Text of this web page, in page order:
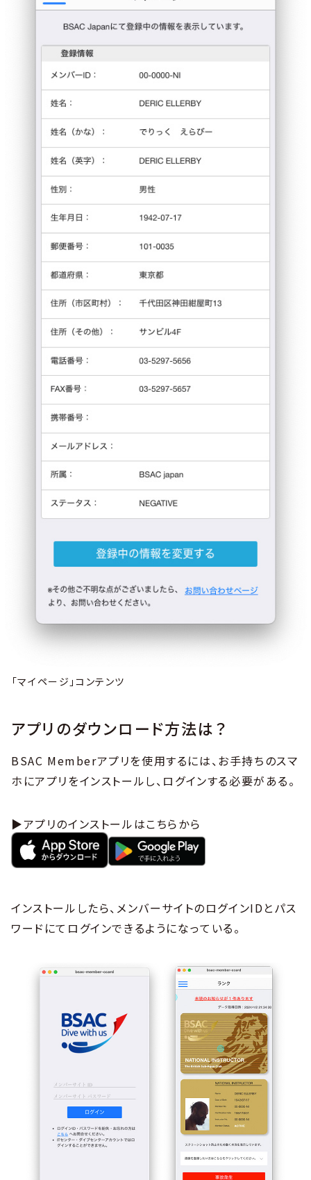
「マイページ」コンテンツ
アプリのダウンロード方法は？
BSAC Memberアプリを使用するには、お手持ちのスマ
ホにアプリをインストールし、ログインする必要がある。
▶アプリのインストールはこちらから
インストールしたら、メンバーサイトのログインIDとパス
ワードにてログインできるようになっている。